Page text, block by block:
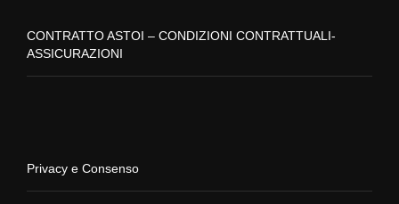
CONTRATTO ASTOI – CONDIZIONI CONTRATTUALI-
ASSICURAZIONI
Privacy e Consenso